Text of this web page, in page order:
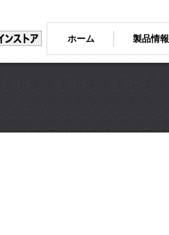
ホーム 製品情報